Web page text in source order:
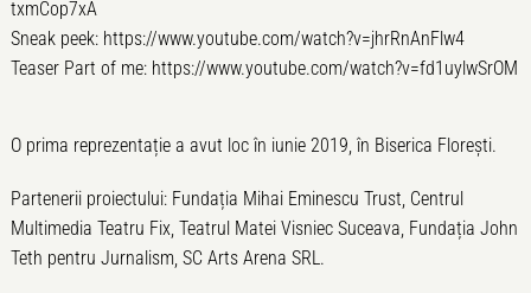
txmCop7xA
Sneak peek: https://www.youtube.com/watch?v=jhrRnAnFlw4
Teaser Part of me: https://www.youtube.com/watch?v=fd1uylwSrOM
O prima reprezentație a avut loc în iunie 2019, în Biserica Florești.
Partenerii proiectului: Fundația Mihai Eminescu Trust, Centrul
Multimedia Teatru Fix, Teatrul Matei Visniec Suceava, Fundația John
Teth pentru Jurnalism, SC Arts Arena SRL.